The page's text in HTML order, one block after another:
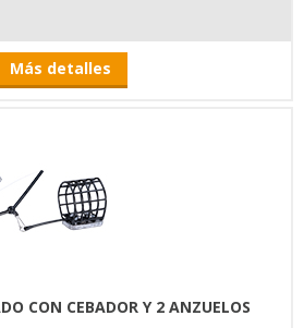
Más detalles
CON CEBADOR Y 2 ANZUELOS